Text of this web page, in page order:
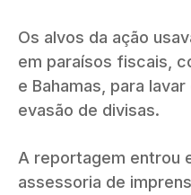
Os alvos da ação
em paraísos fiscais,
e Bahamas, para
evasão de divisas.
A reportagem entrou
assessoria de